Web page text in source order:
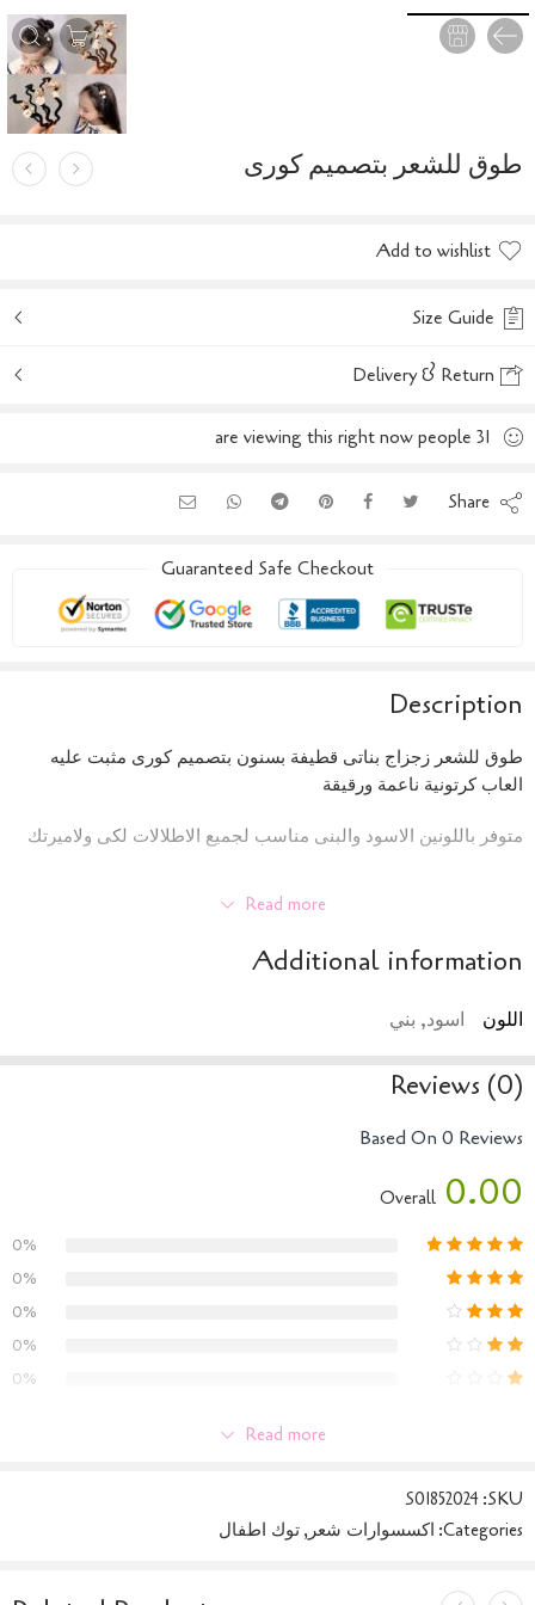
طوق للشعر بتصميم كورى
Add to wishlist
31
people
Guaranteed Safe Checkout
Description
طوق للشعر زجزاج بناتى قطيفة بسنون بتصميم كورى مثبت عليه
العاب كرتونية ناعمة ورقيقة
متوفر باللونين الاسود والبنى مناسب لجميع الاطلالات لكى ولاميرتك
في مكان واحد الآن اونلاين – توصيل لباب البيت – و بأسعار مناسب
Read more
Additional information
اللون اسود, بني
Reviews (0)
Based On 0 Reviews
0.00
Overall
0%
0%
0%
0%
0%
Only logged in customers who have purchased this product may
Reviews
There are no reviews yet.
Read more
SKU:
S01852024
Categories: اكسسوارات شعر , توك اطفال